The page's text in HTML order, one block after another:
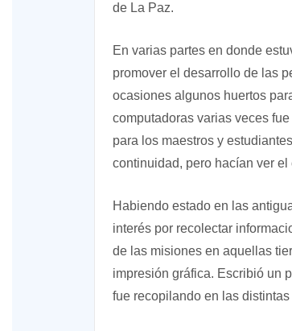
de La Paz.
En varias partes en donde
promover el desarrollo de las
ocasiones algunos huertos
computadoras varias veces
para los maestros y
continuidad, pero hacían ver
Habiendo estado en las
interés por recolectar
de las misiones en aquellas
impresión gráfica. Escribió un
fue recopilando en las